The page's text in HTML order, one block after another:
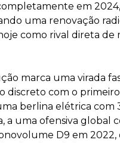
em 2024,
uma renovação
como rival direta de
marca uma virada
discreto com o
berlina elétrica com
a uma ofensiva global
D9 em